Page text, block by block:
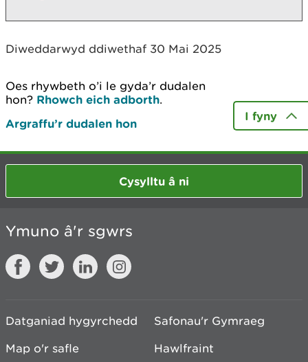
Diweddarwyd ddiwethaf 30 Mai 2025
Oes rhywbeth o’i le gyda’r dudalen
hon? Rhowch eich adborth.
Argraffu’r dudalen hon
I fyny
Cysylltu â ni
Ymuno â'r sgwrs
Datganiad hygyrchedd
Safonau'r Gymraeg
Map o'r safle
Hawlfraint